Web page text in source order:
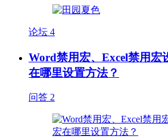
论坛 4
Word禁用宏、Excel禁用宏
在哪里设置方法？
问答 2